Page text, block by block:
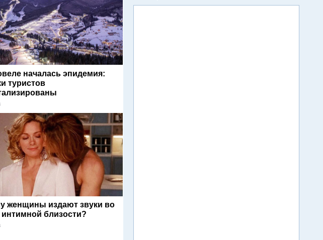
началась эпидемия:
туристов
женщины издают звуки во
близости?